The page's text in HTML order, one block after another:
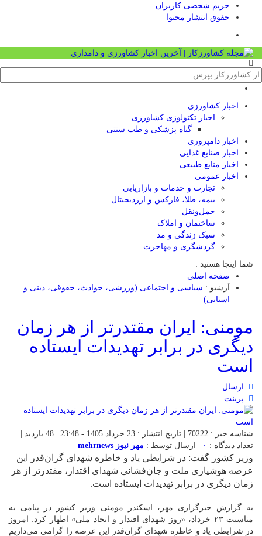
حریم شخصی کاربران
حقوق انتشار محتوا
اخبار کشاورزی
اخبار تکنولوژی کشاورزی
گیاه پزشکی و طب سنتی
اخبار دامپروری
اخبار صنایع غذایی
اخبار منابع طبیعی
اخبار عمومی
تجارت و خدمات و بازاریابی
بیمه، طلا، فارکس و ارزدیجیتال
حمل‌و‌نقل
ساختمان و املاک
سبک زندگی و مد
گردشگری و مهاجرت
شما اینجا هستید :
صفحه اصلی
آرشیو : سیاسی و اجتماعی (ورزشی، حوادث، حقوقی، دینی و
استانی)
مومنی: ایران مقتدرتر از هر زمان
دیگری در برابر تهدیدات ایستاده
است
ارسال
پرینت
شناسه خبر : 70222 | تاریخ انتشار : 23 خرداد 1405 - 23:48 | 48 بازدید |
تعداد دیدگاه : ۰ | ارسال توسط : مهر نیوز mehrnews
وزیر کشور گفت: در شرایطی یاد و خاطره شهدای گران‌قدر این
عرصه هوشیاری ملت و جان‌فشانی شهدای اقتدار، مقتدرتر از هر
زمان دیگری در برابر تهدیدات ایستاده است.
به گزارش خبرگزاری مهر، اسکندر مومنی وزیر کشور در پیامی به
مناسبت ۲۳ خرداد، «روز شهدای اقتدار و اتحاد ملی» اطهار کرد: امروز
در شرایطی یاد و خاطره شهدای گران‌قدر این عرصه را گرامی می‌داریم